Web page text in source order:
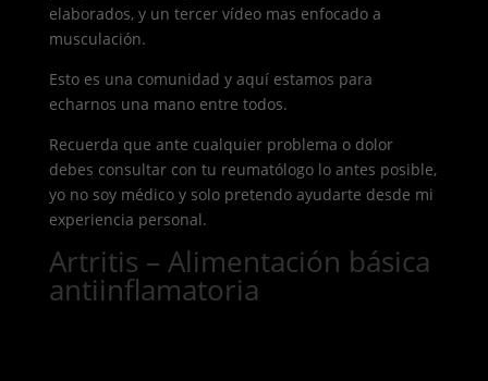
elaborados, y un tercer vídeo mas enfocado a
musculación.
Esto es una comunidad y aquí estamos para
echarnos una mano entre todos.
Recuerda que ante cualquier problema o dolor
debes consultar con tu reumatólogo lo antes posible,
yo no soy médico y solo pretendo ayudarte desde mi
experiencia personal.
Artritis – Alimentación básica
antiinflamatoria